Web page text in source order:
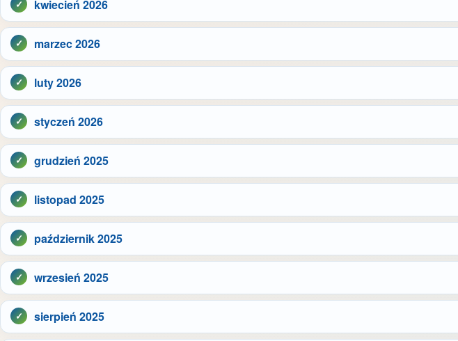
kwiecień 2026
marzec 2026
luty 2026
styczeń 2026
grudzień 2025
listopad 2025
październik 2025
wrzesień 2025
sierpień 2025